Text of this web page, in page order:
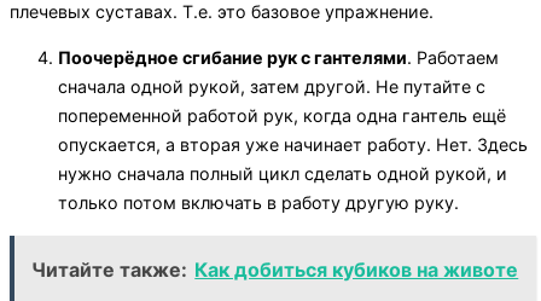
плечевых суставах. Т.е. это базовое упражнение.
Поочерёдное сгибание рук с гантелями. Работаем
сначала одной рукой, затем другой. Не путайте с
попеременной работой рук, когда одна гантель ещё
опускается, а вторая уже начинает работу. Нет. Здесь
нужно сначала полный цикл сделать одной рукой, и
только потом включать в работу другую руку.
Читайте также: Как добиться кубиков на животе